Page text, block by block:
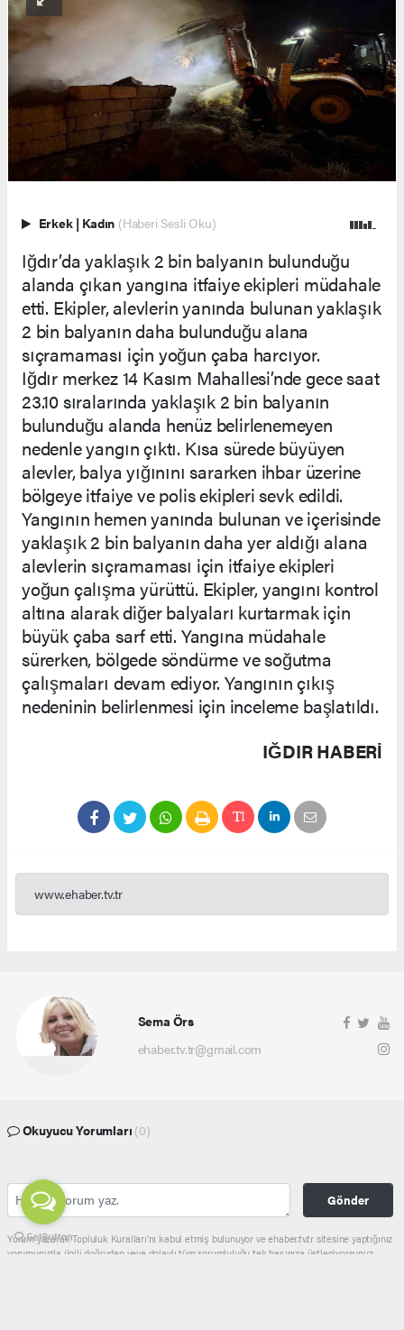
Erkek | Kadın (Haberi Sesli Oku)
Iğdır’da yaklaşık 2 bin balyanın bulunduğu
alanda çıkan yangına itfaiye ekipleri müdahale
etti. Ekipler, alevlerin yanında bulunan yaklaşık
2 bin balyanın daha bulunduğu alana
sıçramaması için yoğun çaba harcıyor.
Iğdır merkez 14 Kasım Mahallesi’nde gece saat
23.10 sıralarında yaklaşık 2 bin balyanın
bulunduğu alanda henüz belirlenemeyen
nedenle yangın çıktı. Kısa sürede büyüyen
alevler, balya yığınını sararken ihbar üzerine
bölgeye itfaiye ve polis ekipleri sevk edildi.
Yangının hemen yanında bulunan ve içerisinde
yaklaşık 2 bin balyanın daha yer aldığı alana
alevlerin sıçramaması için itfaiye ekipleri
yoğun çalışma yürüttü. Ekipler, yangını kontrol
altına alarak diğer balyaları kurtarmak için
büyük çaba sarf etti. Yangına müdahale
sürerken, bölgede söndürme ve soğutma
çalışmaları devam ediyor. Yangının çıkış
nedeninin belirlenmesi için inceleme başlatıldı.
IĞDIR HABERİ
www.ehaber.tv.tr
Sema Örs
ehaber.tv.tr@gmail.com
Okuyucu Yorumları (0)
Gönder
Yorum yazarak Topluluk Kuralları’nı kabul etmiş bulunuyor ve ehaber.tv.tr sitesine yaptığınız
yorumunuzla ilgili doğrudan veya dolaylı tüm sorumluluğu tek başınıza üstleniyorsunuz.